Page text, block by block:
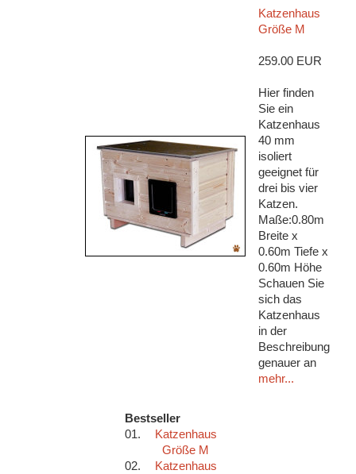
Katzenhaus
Größe M
259.00 EUR
Hier finden
Sie ein
Katzenhaus
40 mm
isoliert
geeignet für
drei bis vier
Katzen.
Maße:0.80m
Breite x
0.60m Tiefe x
0.60m Höhe
Schauen Sie
sich das
Katzenhaus
in der
Beschreibung
genauer an
mehr...
Bestseller
01.
Katzenhaus
Größe M
02.
Katzenhaus